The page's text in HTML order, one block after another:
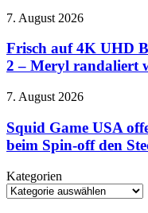
–
ordnet
Änderungen
Facebook
Instagram
an
Frisch
4K
UHD
Blu-
Der
trägt
Prada
–
Meryl
randaliert
7. August 2026
Frisch auf 4K UHD
2 – Meryl randaliert
Squid
USA
offenbar
gestrichen:
zieht
beim
7. August 2026
Squid Game USA
beim Spin-off den
Kategorien
Kategorien